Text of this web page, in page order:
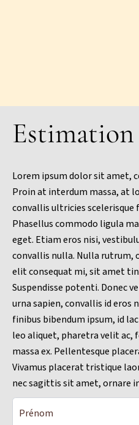
Estimation
Lorem ipsum dolor sit amet,
Proin at interdum massa, at
convallis ultricies scelerisque
Phasellus commodo ligula
eget. Etiam eros nisi,
convallis nulla. Nulla rutrum,
elit consequat mi, sit amet
Suspendisse potenti. Donec
urna sapien, convallis id eros
finibus bibendum ipsum, id
leo aliquet, pharetra velit ac,
massa ex. Pellentesque
Vivamus placerat tristique
nec sagittis sit amet, ornare